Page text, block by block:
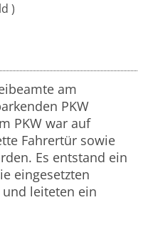
am
PKW
PKW war auf
Fahrertür sowie
Es entstand ein
eingesetzten
leiteten ein